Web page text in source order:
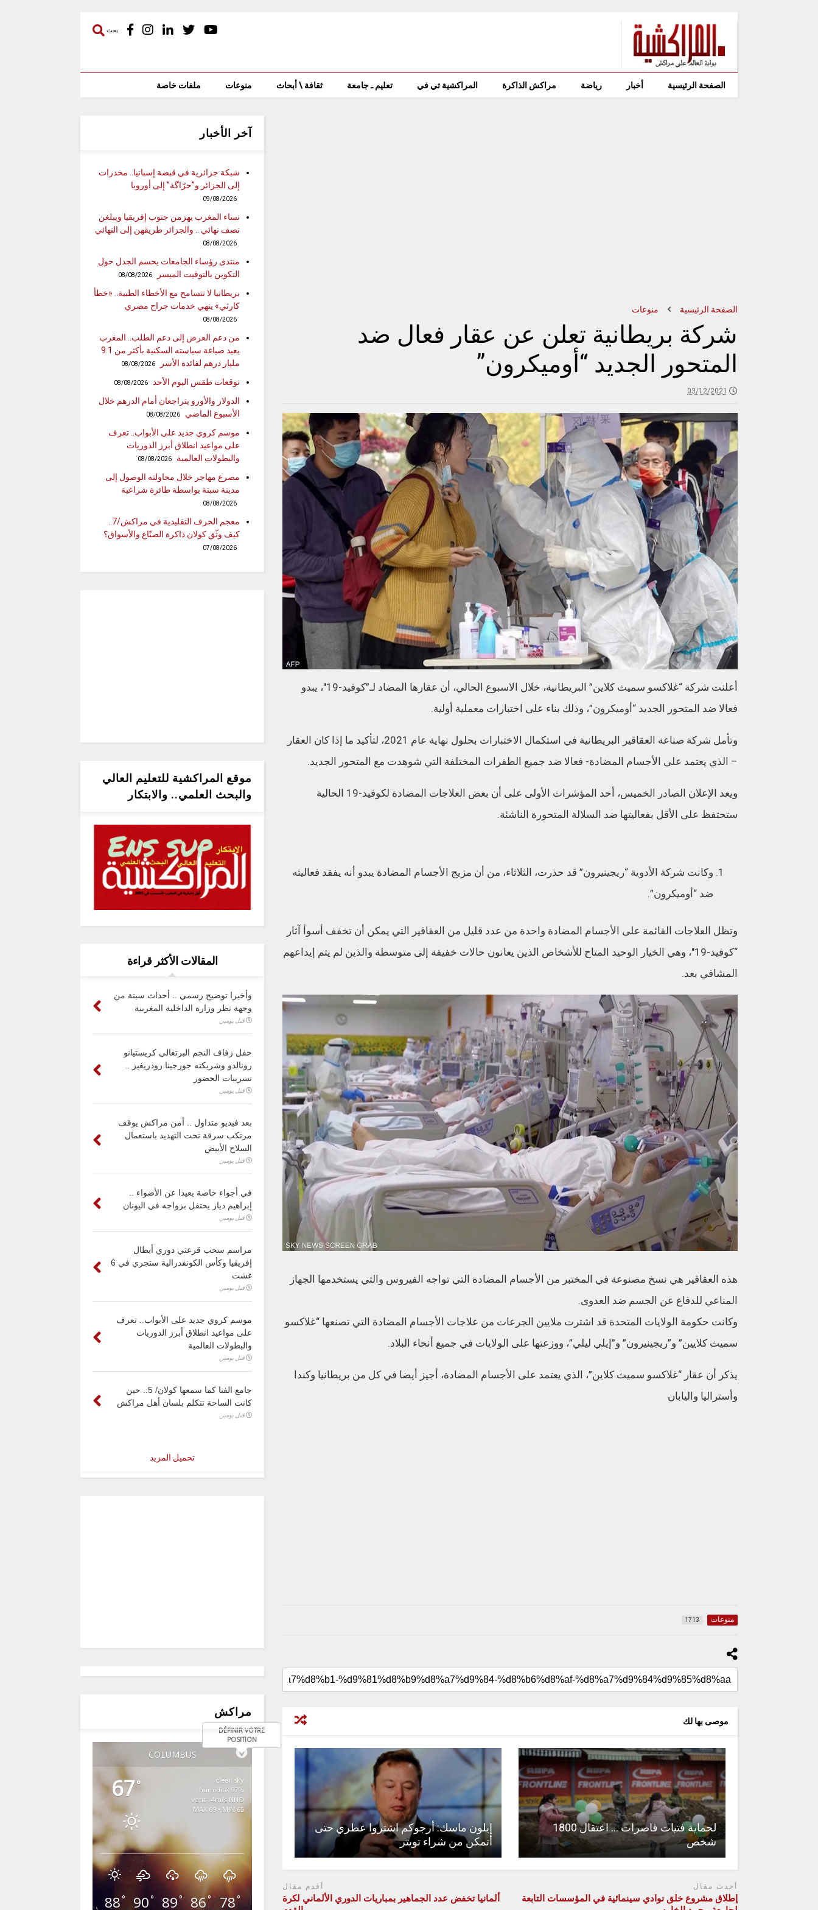
بحث
الصفحة الرئيسية أخبار رياضة مراكش الذاكرة المراكشية تي في تعليم ـ جامعة ثقافة \ أبحاث منوعات ملفات خاصة
الصفحة الرئيسية منوعات
شركة بريطانية تعلن عن عقار فعال ضد
المتحور الجديد “أوميكرون”
03/12/2021
أعلنت شركة “غلاكسو سميث كلاين” البريطانية، خلال الاسبوع الحالي، أن عقارها المضاد لـ”كوفيد-19″، يبدو
فعالا ضد المتحور الجديد “أوميكرون”، وذلك بناء على اختبارات معملية أولية.
وتأمل شركة صناعة العقاقير البريطانية في استكمال الاختبارات بحلول نهاية عام 2021، لتأكيد ما إذا كان العقار
– الذي يعتمد على الأجسام المضادة- فعالا ضد جميع الطفرات المختلفة التي شوهدت مع المتحور الجديد.
ويعد الإعلان الصادر الخميس، أحد المؤشرات الأولى على أن بعض العلاجات المضادة لكوفيد-19 الحالية
ستحتفظ على الأقل بفعاليتها ضد السلالة المتحورة الناشئة.
وكانت شركة الأدوية “ريجينيرون” قد حذرت، الثلاثاء، من أن مزيج الأجسام المضادة يبدو أنه يفقد فعاليته
ضد “أوميكرون”.
وتظل العلاجات القائمة على الأجسام المضادة واحدة من عدد قليل من العقاقير التي يمكن أن تخفف أسوأ آثار
“كوفيد-19″، وهي الخيار الوحيد المتاح للأشخاص الذين يعانون حالات خفيفة إلى متوسطة والذين لم يتم إيداعهم
المشافي بعد.
هذه العقاقير هي نسخ مصنوعة في المختبر من الأجسام المضادة التي تواجه الفيروس والتي يستخدمها الجهاز
المناعي للدفاع عن الجسم ضد العدوى.
وكانت حكومة الولايات المتحدة قد اشترت ملايين الجرعات من علاجات الأجسام المضادة التي تصنعها “غلاكسو
سميث كلايين” و”ريجينيرون” و”إيلي ليلي”، ووزعتها على الولايات في جميع أنحاء البلاد.
يذكر أن عقار “غلاكسو سميث كلاين”، الذي يعتمد على الأجسام المضادة، أجيز أيضا في كل من بريطانيا وكندا
وأستراليا واليابان
منوعات 1713
موصى بها لك
لحماية فتيات قاصرات … اعتقال 1800
شخص
إيلون ماسك: أرجوكم اشتروا عطري حتى
أتمكن من شراء تويتر
أحدث مقال
إطلاق مشروع خلق نوادي سينمائية في المؤسسات التابعة
أقدم مقال
ألمانيا تخفض عدد الجماهير بمباريات الدوري الألماني لكرة
آخر الأخبار
شبكة جزائرية في قبضة إسبانيا.. مخدرات
إلى الجزائر و”حرّاگة” إلى أوروبا
09/08/2026
نساء المغرب يهزمن جنوب إفريقيا ويبلغن
نصف نهائي .. والجزائر طريقهن إلى النهائي
08/08/2026
منتدى رؤساء الجامعات يحسم الجدل حول
التكوين بالتوقيت الميسر
08/08/2026
بريطانيا لا تتسامح مع الأخطاء الطبية.. «خطأ
كارثي» ينهي خدمات جراح مصري
08/08/2026
من دعم العرض إلى دعم الطلب.. المغرب
يعيد صياغة سياسته السكنية بأكثر من 9.1
مليار درهم لفائدة الأسر
08/08/2026
توقعات طقس اليوم الأحد 08/08/2026
الدولار والأورو يتراجعان أمام الدرهم خلال
الأسبوع الماضي
08/08/2026
موسم كروي جديد على الأبواب.. تعرف
على مواعيد انطلاق أبرز الدوريات
والبطولات العالمية
08/08/2026
مصرع مهاجر خلال محاولته الوصول إلى
مدينة سبتة بواسطة طائرة شراعية
08/08/2026
معجم الحرف التقليدية في مراكش/7..
كيف وثّق كولان ذاكرة الصنّاع والأسواق؟
07/08/2026
موقع المراكشية للتعليم العالي
والبحث العلمي.. والابتكار
المقالات الأكثر قراءة
وأخيرا توضيح رسمي .. أحداث سبتة من
وجهة نظر وزارة الداخلية المغربية
قبل يومين
حفل زفاف النجم البرتغالي كريستيانو
رونالدو وشريكته جورجينا رودريغيز ..
تسريبات الحضور
قبل يومين
بعد فيديو متداول .. أمن مراكش يوقف
مرتكب سرقة تحت التهديد باستعمال
السلاح الأبيض
قبل يومين
في أجواء خاصة بعيدا عن الأضواء ..
إبراهيم دياز يحتفل بزواجه في اليونان
قبل يومين
مراسم سحب قرعتي دوري أبطال
إفريقيا وكأس الكونفدرالية ستجري في 6
غشت
قبل يومين
موسم كروي جديد على الأبواب.. تعرف
على مواعيد انطلاق أبرز الدوريات
والبطولات العالمية
قبل يومين
جامع الفنا كما سمعها كولان/ 5.. حين
كانت الساحة تتكلم بلسان أهل مراكش
قبل يومين
تحميل المزيد
مراكش
COLUMBUS
DÉFINIR VOTRE
POSITION
67°
clear sky
97% humidité
vent : 4m/s NNO
MAX 69 • MIN 65
88° 90° 89° 86° 78°